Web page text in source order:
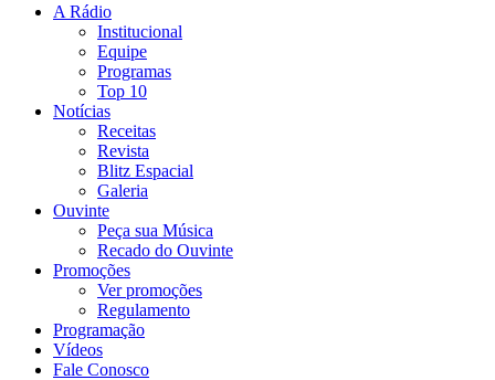
A Rádio
Institucional
Equipe
Programas
Top 10
Notícias
Receitas
Revista
Blitz Espacial
Galeria
Ouvinte
Peça sua Música
Recado do Ouvinte
Promoções
Ver promoções
Regulamento
Programação
Vídeos
Fale Conosco